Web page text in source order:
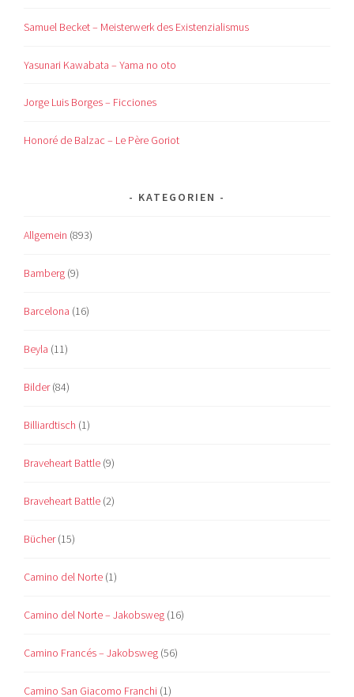
Samuel Becket – Meisterwerk des Existenzialismus
Yasunari Kawabata – Yama no oto
Jorge Luis Borges – Ficciones
Honoré de Balzac – Le Père Goriot
KATEGORIEN
Allgemein (893)
Bamberg (9)
Barcelona (16)
Beyla (11)
Bilder(84)
Billiardtisch (1)
Braveheart Battle (9)
Braveheart Battle (2)
Bücher(15)
Camino del Norte (1)
Camino del Norte – Jakobsweg (16)
Camino Francés – Jakobsweg (56)
Camino San Giacomo Franchi (1)